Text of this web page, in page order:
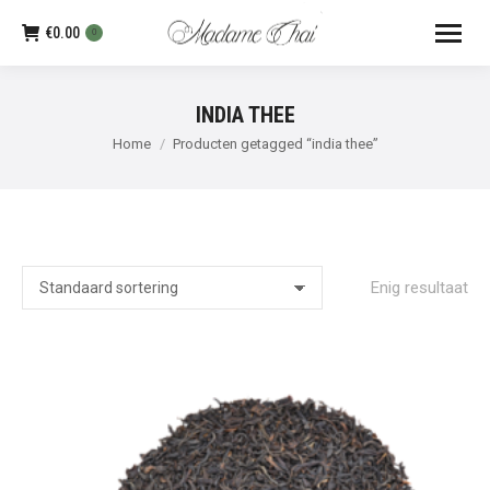
€0.00 0
INDIA THEE
Je bent hier:
Home Producten getagged “india thee”
Enig resultaat